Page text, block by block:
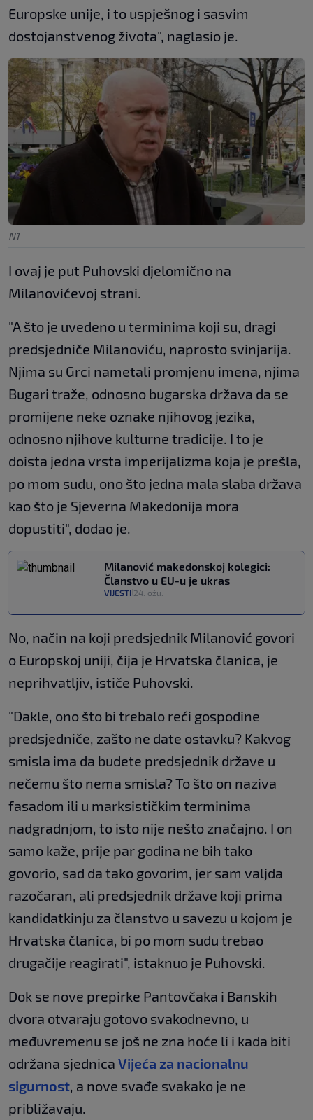
Europske unije, i to uspješnog i sasvim
dostojanstvenog života", naglasio je.
N1
I ovaj je put Puhovski djelomično na
Milanovićevoj strani.
"A što je uvedeno u terminima koji su, dragi
predsjedniče Milanoviću, naprosto svinjarija.
Njima su Grci nametali promjenu imena, njima
Bugari traže, odnosno bugarska država da se
promijene neke oznake njihovog jezika,
odnosno njihove kulturne tradicije. I to je
doista jedna vrsta imperijalizma koja je prešla,
po mom sudu, ono što jedna mala slaba država
kao što je Sjeverna Makedonija mora
dopustiti", dodao je.
Milanović makedonskoj kolegici:
Članstvo u EU-u je ukras
VIJESTI 24. ožu.
No, način na koji predsjednik Milanović govori
o Europskoj uniji, čija je Hrvatska članica, je
neprihvatljiv, ističe Puhovski.
"Dakle, ono što bi trebalo reći gospodine
predsjedniče, zašto ne date ostavku? Kakvog
smisla ima da budete predsjednik države u
nečemu što nema smisla? To što on naziva
fasadom ili u marksističkim terminima
nadgradnjom, to isto nije nešto značajno. I on
samo kaže, prije par godina ne bih tako
govorio, sad da tako govorim, jer sam valjda
razočaran, ali predsjednik države koji prima
kandidatkinju za članstvo u savezu u kojom je
Hrvatska članica, bi po mom sudu trebao
drugačije reagirati", istaknuo je Puhovski.
Dok se nove prepirke Pantovčaka i Banskih
dvora otvaraju gotovo svakodnevno, u
međuvremenu se još ne zna hoće li i kada biti
održana sjednica Vijeća za nacionalnu
sigurnost, a nove svađe svakako je ne
približavaju.